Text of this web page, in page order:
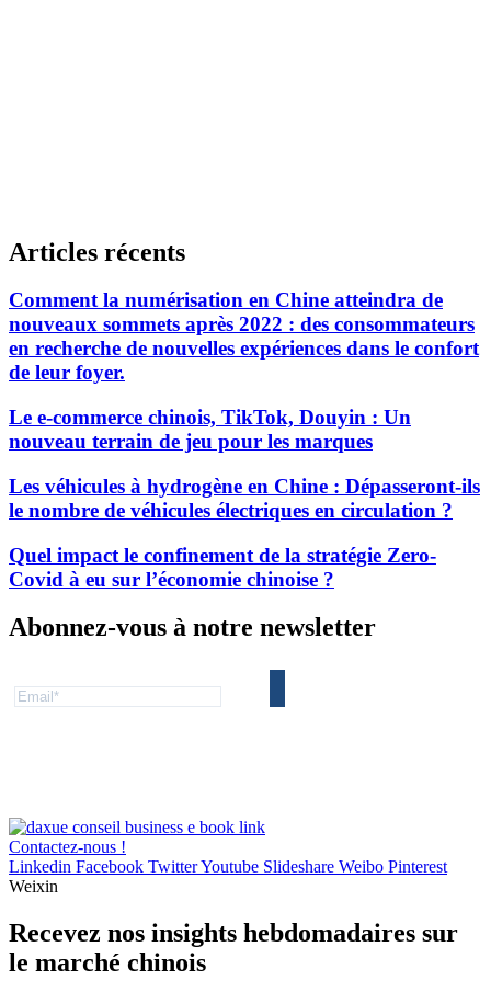
Articles récents
Comment la numérisation en Chine atteindra de
nouveaux sommets après 2022 : des consommateurs
en recherche de nouvelles expériences dans le confort
de leur foyer.
Le e-commerce chinois, TikTok, Douyin : Un
nouveau terrain de jeu pour les marques
Les véhicules à hydrogène en Chine : Dépasseront-ils
le nombre de véhicules électriques en circulation ?
Quel impact le confinement de la stratégie Zero-
Covid à eu sur l’économie chinoise ?
Abonnez-vous à notre newsletter
Contactez-nous !
Linkedin Facebook TwitterYoutube Slideshare Weibo Pinterest
Weixin
Recevez nos insights hebdomadaires sur
le marché chinois